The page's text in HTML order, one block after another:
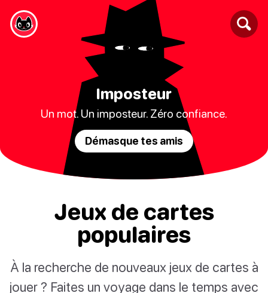
Imposteur
Un mot. Un imposteur. Zéro confiance.
Démasque tes amis
Jeux de cartes
populaires
À la recherche de nouveaux jeux de cartes à
jouer ? Faites un voyage dans le temps avec